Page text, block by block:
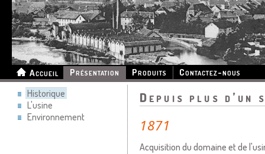
Accueil Présentation Produits Contactez-nous
Historique
L'usine
Environnement
Depuis plus
1871
Acquisition du domaine et de